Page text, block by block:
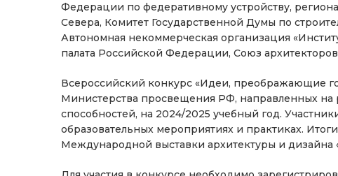
Федерации по федеративному устройству,
Севера, Комитет Государственной Думы по
Автономная некоммерческая организация
палата Российской Федерации, Союз
Всероссийский конкурс «Идеи, преображающие
Министерства просвещения РФ, направленных на
способностей, на 2024/2025 учебный год.
образовательных мероприятиях и практиках.
Международной выставки архитектуры и